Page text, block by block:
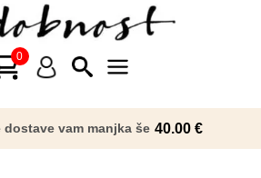
Menu
dostave vam manjka še 40.00 €